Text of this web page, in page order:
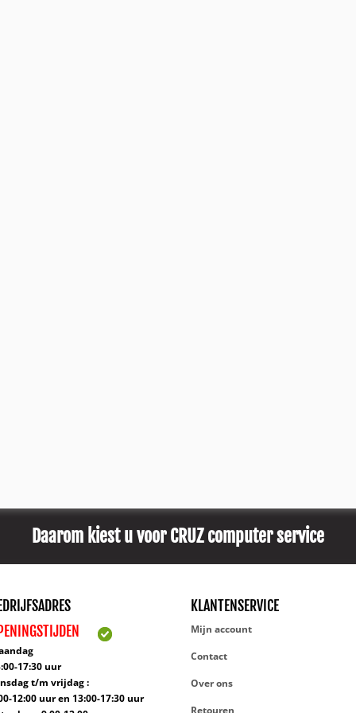
Daarom kiest u voor CRUZ computer service
17:30 uur
t/m vrijdag :
12:00 uur en 13:00-17:30 uur
KLANTENSERVICE
Mijn account
Contact
Over ons
Retouren